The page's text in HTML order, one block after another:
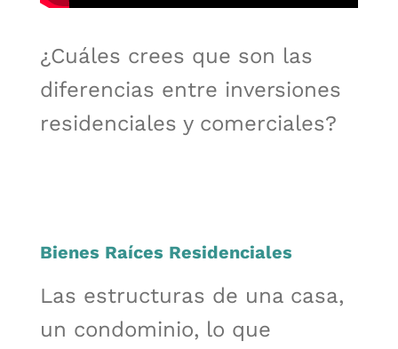
¿Cuáles crees que son las
diferencias entre inversiones
residenciales y comerciales?
Bienes Raíces Residenciales
Las estructuras de una casa,
un condominio, lo que